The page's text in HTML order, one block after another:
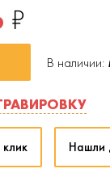
₽
В наличии:
Нашли